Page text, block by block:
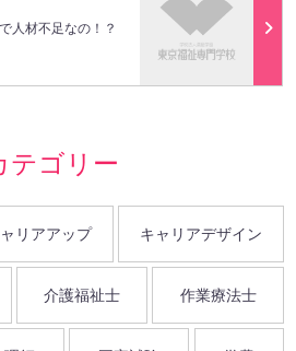
人材不足なの！？
テゴリー
リアアップ キャリアデザイン
介護福祉士 作業療法士